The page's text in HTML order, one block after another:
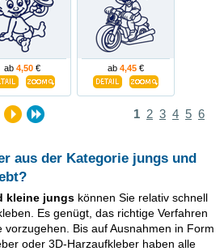
ab 4,50 € ab 4,45 €
1 2 3 4 5 6
aus der Kategorie jungs und
kleine jungs können Sie relativ schnell
Es genügt, das richtige Verfahren
vorzugehen. Bis auf Ausnahmen in Form
oder 3D-Harzaufkleber haben alle